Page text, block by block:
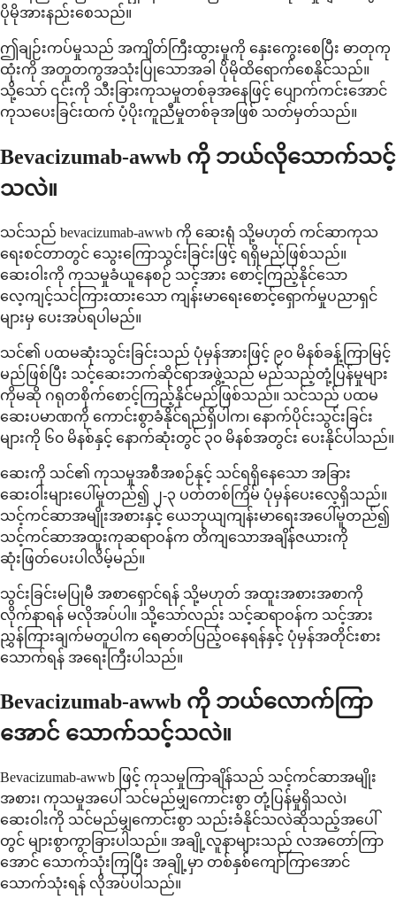
ပိုမိုအားနည်းစေသည်။
ဤချဉ်းကပ်မှုသည် အကျိတ်ကြီးထွားမှုကို နှေးကွေးစေပြီး ဓာတုကု
ထုံးကို အတူတကွအသုံးပြုသောအခါ ပိုမိုထိရောက်စေနိုင်သည်။
သို့သော် ၎င်းကို သီးခြားကုသမှုတစ်ခုအနေဖြင့် ပျောက်ကင်းအောင်
ကုသပေးခြင်းထက် ပံ့ပိုးကူညီမှုတစ်ခုအဖြစ် သတ်မှတ်သည်။
Bevacizumab-awwb ကို ဘယ်လိုသောက်သင့်
သလဲ။
သင်သည် bevacizumab-awwb ကို ဆေးရုံ သို့မဟုတ် ကင်ဆာကုသ
ရေးစင်တာတွင် သွေးကြောသွင်းခြင်းဖြင့် ရရှိမည်ဖြစ်သည်။
ဆေးဝါးကို ကုသမှုခံယူနေစဉ် သင့်အား စောင့်ကြည့်နိုင်သော
လေ့ကျင့်သင်ကြားထားသော ကျန်းမာရေးစောင့်ရှောက်မှုပညာရှင်
များမှ ပေးအပ်ရပါမည်။
သင်၏ ပထမဆုံးသွင်းခြင်းသည် ပုံမှန်အားဖြင့် ၉၀ မိနစ်ခန့်ကြာမြင့်
မည်ဖြစ်ပြီး သင့်ဆေးဘက်ဆိုင်ရာအဖွဲ့သည် မည်သည့်တုံ့ပြန်မှုများ
ကိုမဆို ဂရုတစိုက်စောင့်ကြည့်နိုင်မည်ဖြစ်သည်။ သင်သည် ပထမ
ဆေးပမာဏကို ကောင်းစွာခံနိုင်ရည်ရှိပါက၊ နောက်ပိုင်းသွင်းခြင်း
များကို ၆၀ မိနစ်နှင့် နောက်ဆုံးတွင် ၃၀ မိနစ်အတွင်း ပေးနိုင်ပါသည်။
ဆေးကို သင်၏ ကုသမှုအစီအစဉ်နှင့် သင်ရရှိနေသော အခြား
ဆေးဝါးများပေါ်မူတည်၍ ၂-၃ ပတ်တစ်ကြိမ် ပုံမှန်ပေးလေ့ရှိသည်။
သင့်ကင်ဆာအမျိုးအစားနှင့် ယေဘုယျကျန်းမာရေးအပေါ်မူတည်၍
သင့်ကင်ဆာအထူးကုဆရာဝန်က တိကျသောအချိန်ဇယားကို
ဆုံးဖြတ်ပေးပါလိမ့်မည်။
သွင်းခြင်းမပြုမီ အစာရှောင်ရန် သို့မဟုတ် အထူးအစားအစာကို
လိုက်နာရန် မလိုအပ်ပါ။ သို့သော်လည်း သင့်ဆရာဝန်က သင့်အား
ညွှန်ကြားချက်မတူပါက ရေဓာတ်ပြည့်ဝနေရန်နှင့် ပုံမှန်အတိုင်းစား
သောက်ရန် အရေးကြီးပါသည်။
Bevacizumab-awwb ကို ဘယ်လောက်ကြာ
အောင် သောက်သင့်သလဲ။
Bevacizumab-awwb ဖြင့် ကုသမှုကြာချိန်သည် သင့်ကင်ဆာအမျိုး
အစား၊ ကုသမှုအပေါ် သင်မည်မျှကောင်းစွာ တုံ့ပြန်မှုရှိသလဲ၊
ဆေးဝါးကို သင်မည်မျှကောင်းစွာ သည်းခံနိုင်သလဲဆိုသည့်အပေါ်
တွင် များစွာကွာခြားပါသည်။ အချို့လူနာများသည် လအတော်ကြာ
အောင် သောက်သုံးကြပြီး အချို့မှာ တစ်နှစ်ကျော်ကြာအောင်
သောက်သုံးရန် လိုအပ်ပါသည်။